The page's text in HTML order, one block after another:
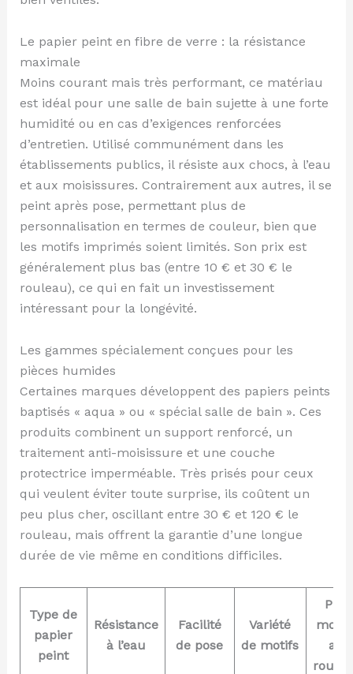
Le papier peint en fibre de verre : la résistance
maximale
Moins courant mais très performant, ce matériau
est idéal pour une salle de bain sujette à une forte
humidité ou en cas d’exigences renforcées
d’entretien. Utilisé communément dans les
établissements publics, il résiste aux chocs, à l’eau
et aux moisissures. Contrairement aux autres, il se
peint après pose, permettant plus de
personnalisation en termes de couleur, bien que
les motifs imprimés soient limités. Son prix est
généralement plus bas (entre 10 € et 30 € le
rouleau), ce qui en fait un investissement
intéressant pour la longévité.
Les gammes spécialement conçues pour les
pièces humides
Certaines marques développent des papiers peints
baptisés « aqua » ou « spécial salle de bain ». Ces
produits combinent un support renforcé, un
traitement anti-moisissure et une couche
protectrice imperméable. Très prisés pour ceux
qui veulent éviter toute surprise, ils coûtent un
peu plus cher, oscillant entre 30 € et 120 € le
rouleau, mais offrent la garantie d’une longue
durée de vie même en conditions difficiles.
Type de
papier
peint
Résistance
à l’eau
Facilité
de pose
Variété
de motifs
Prix
au